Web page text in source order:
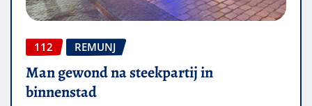
112 REMUNJ
Man gewond na steekpartij in
binnenstad